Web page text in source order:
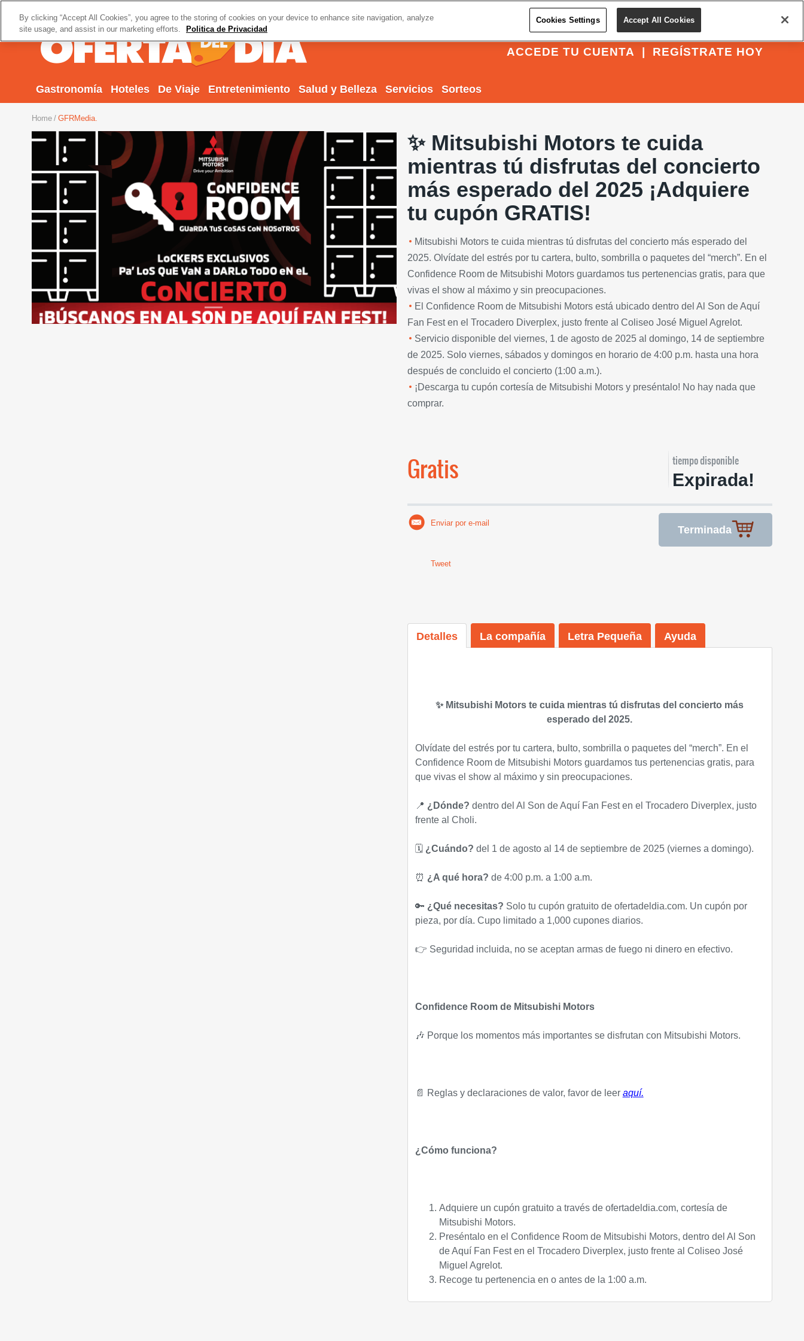
REGÍSTRATE HOY
ACCEDE TU CUENTA
Gastronomía Hoteles De Viaje Entretenimiento Salud y Belleza Servicios Sorteos
Home GFRMedia.
✨ Mitsubishi Motors te cuida
mientras tú disfrutas del concierto
más esperado del 2025 ¡Adquiere
tu cupón GRATIS!
Mitsubishi Motors te cuida mientras tú disfrutas del concierto más esperado del
2025. Olvídate del estrés por tu cartera, bulto, sombrilla o paquetes del “merch”. En el
Confidence Room de Mitsubishi Motors guardamos tus pertenencias gratis, para que
vivas el show al máximo y sin preocupaciones.
El Confidence Room de Mitsubishi Motors está ubicado dentro del Al Son de Aquí
Fan Fest en el Trocadero Diverplex, justo frente al Coliseo José Miguel Agrelot.
Servicio disponible del viernes, 1 de agosto de 2025 al domingo, 14 de septiembre
de 2025. Solo viernes, sábados y domingos en horario de 4:00 p.m. hasta una hora
después de concluido el concierto (1:00 a.m.).
¡Descarga tu cupón cortesía de Mitsubishi Motors y preséntalo! No hay nada que
comprar.
Gratis tiempo disponible
Expirada!
Terminada
Enviar por e-mail
Tweet
Detalles La compañía Letra Pequeña Ayuda
✨ Mitsubishi Motors te cuida mientras tú disfrutas del concierto más
esperado del 2025.
Olvídate del estrés por tu cartera, bulto, sombrilla o paquetes del “merch”. En el
Confidence Room de Mitsubishi Motors guardamos tus pertenencias gratis, para
que vivas el show al máximo y sin preocupaciones.
📍 ¿Dónde? dentro del Al Son de Aquí Fan Fest en el Trocadero Diverplex, justo
frente al Choli.
🗓 ¿Cuándo? del 1 de agosto al 14 de septiembre de 2025 (viernes a domingo).
⏰ ¿A qué hora? de 4:00 p.m. a 1:00 a.m.
🔑 ¿Qué necesitas? Solo tu cupón gratuito de ofertadeldia.com. Un cupón por
pieza, por día. Cupo limitado a 1,000 cupones diarios.
👉 Seguridad incluida, no se aceptan armas de fuego ni dinero en efectivo.
Confidence Room de Mitsubishi Motors
🎶 Porque los momentos más importantes se disfrutan con Mitsubishi Motors.
📄 Reglas y declaraciones de valor, favor de leer aquí.
¿Cómo funciona?
Adquiere un cupón gratuito a través de ofertadeldia.com, cortesía de
Mitsubishi Motors.
Preséntalo en el Confidence Room de Mitsubishi Motors, dentro del Al Son
de Aquí Fan Fest en el Trocadero Diverplex, justo frente al Coliseo José
Miguel Agrelot.
Recoge tu pertenencia en o antes de la 1:00 a.m.
By clicking “Accept All Cookies”, you agree to the storing of cookies on your device to enhance site navigation, analyze
site usage, and assist in our marketing efforts.
Politica de Privacidad
Cookies Settings Accept All Cookies